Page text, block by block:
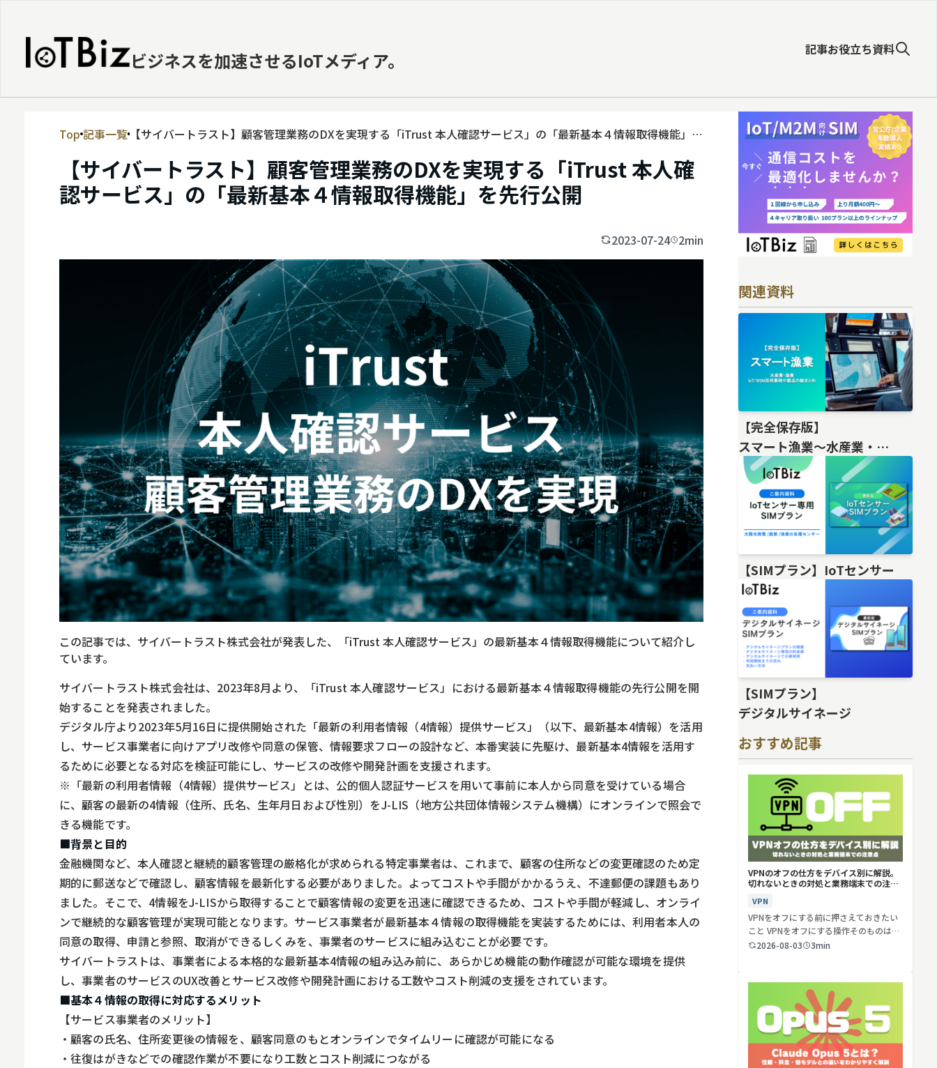
ビジネスを加速させるIoTメディア。 記事お役立ち資料
MVNE
エッジ
LPWA
PaaS
ビッグデータ
MNO
MVNO
スマート漁業
PR
5G
クラウド
M2M
VPN
スマート〇〇
スマート農業
ドローン
ロボット
IoT
DX
ニュース
デジタルサイネージ
カメラ
AI
おすすめ
SIM
スマホ
Top記事一覧 【サイバートラスト】顧客管理業務のDXを実現する「iTrust 本人確認サービス」の「最新基本４情報取得機能」を
【サイバートラスト】顧客管理業務のDXを実現する「iTrust 本人確
認サービス」の「最新基本４情報取得機能」を先行公開
2023-07-24 2min
この記事では、サイバートラスト株式会社が発表した、「iTrust 本人確認サービス」の最新基本４情報取得機能について紹介し
ています。
サイバートラスト株式会社は、2023年8月より、「iTrust 本人確認サービス」における最新基本４情報取得機能の先行公開を開
始することを発表されました。
デジタル庁より2023年5月16日に提供開始された「最新の利用者情報（4情報）提供サービス」（以下、最新基本4情報）を活用
し、サービス事業者に向けアプリ改修や同意の保管、情報要求フローの設計など、本番実装に先駆け、最新基本4情報を活用す
るために必要となる対応を検証可能にし、サービスの改修や開発計画を支援されます。
※「最新の利用者情報（4情報）提供サービス」とは、公的個人認証サービスを用いて事前に本人から同意を受けている場合
に、顧客の最新の4情報（住所、氏名、生年月日および性別）をJ-LIS（地方公共団体情報システム機構）にオンラインで照会で
きる機能です。
■背景と目的
金融機関など、本人確認と継続的顧客管理の厳格化が求められる特定事業者は、これまで、顧客の住所などの変更確認のため定
期的に郵送などで確認し、顧客情報を最新化する必要がありました。よってコストや手間がかかるうえ、不達郵便の課題もあり
ました。そこで、4情報をJ-LISから取得することで顧客情報の変更を迅速に確認できるため、コストや手間が軽減し、オンライ
ンで継続的な顧客管理が実現可能となります。サービス事業者が最新基本４情報の取得機能を実装するためには、利用者本人の
同意の取得、申請と参照、取消ができるしくみを、事業者のサービスに組み込むことが必要です。
サイバートラストは、事業者による本格的な最新基本4情報の組み込み前に、あらかじめ機能の動作確認が可能な環境を提供
し、事業者のサービスのUX改善とサービス改修や開発計画における工数やコスト削減の支援をされています。
■基本４情報の取得に対応するメリット
【サービス事業者のメリット】
・顧客の氏名、住所変更後の情報を、顧客同意のもとオンラインでタイムリーに確認が可能になる
・往復はがきなどでの確認作業が不要になり工数とコスト削減につながる
関連資料
【完全保存版】
スマート漁業〜水産業・
漁業IoT/M2M活用事例や製品の総
【SIMプラン】IoTセンサー
【SIMプラン】
デジタルサイネージ
おすすめ記事
VPNのオフの仕方をデバイス別に解説。
切れないときの対処と業務端末での注意
VPN
VPNをオフにする前に押さえておきたい
こと VPNをオフにする操作そのものは、
ど…2026-08-03 3min